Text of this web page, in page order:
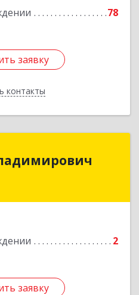
78
заявку
контакты
заявку
2
заявку
Владимирович
край, г. Находка, ул.
заявку